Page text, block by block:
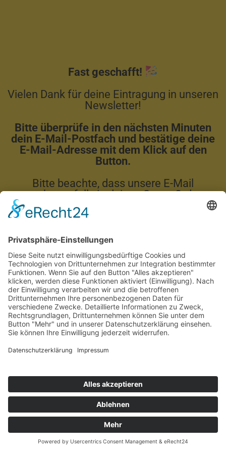
Fast geschafft!
Vielen Dank für deine Eintragung in unseren
Newsletter!
Bitte überprüfe in den nächsten Minuten
dein E-Mail-Postfach und bestätige deine
E-Mail-Adresse mit dem Klick auf den
Button.
Bitte beachte, dass unsere E-Mail
gegebenenfalls in deinen Spam-Ordner
verschoben wird. Im Anschluss erhältst du
sofort dein Whitepaper zum Download.